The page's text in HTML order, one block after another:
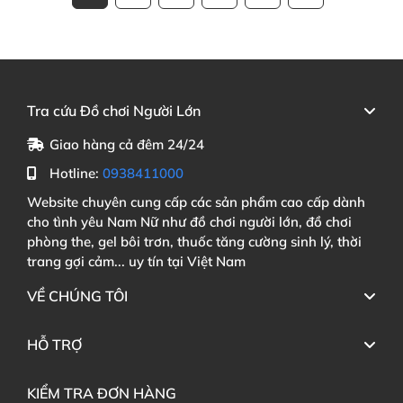
Hướng dẫn cách sử dụng âm đạo giả Yeain Tifforun
hưởng cảm giác mà không bị phân tâm
hành .
Lưu ý khi sử dụngđể đảm bảo an toànvà độ
bền sản phẩm
Để trải nghiệmvới âm đạo giả Yeain Tifforun UFO
luôn đạt hiệu quả cao nhất sau khi sử dụng xong
để vệ sinh
khi lắp lại. Tuyệt đối không
Tra cứu Đồ chơi Người Lớn
Giao hàng cả đêm 24/24
Hotline: 0938411000
Website chuyên cung cấp các sản phẩm cao cấp dành
cho tình yêu Nam Nữ như đồ chơi người lớn, đồ chơi
phòng the, gel bôi trơn, thuốc tăng cường sinh lý, thời
trang gợi cảm... uy tín tại Việt Nam
VỀ CHÚNG TÔI
HỖ TRỢ
KIỂM TRA ĐƠN HÀNG